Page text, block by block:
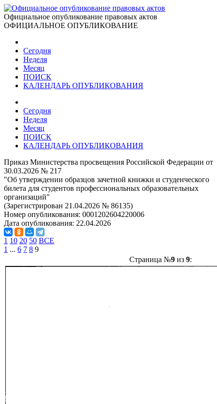
Официальное опубликование правовых актов
ОФИЦИАЛЬНОЕ ОПУБЛИКОВАНИЕ
Сегодня
Неделя
Месяц
ПОИСК
КАЛЕНДАРЬ ОПУБЛИКОВАНИЯ
Сегодня
Неделя
Месяц
ПОИСК
КАЛЕНДАРЬ ОПУБЛИКОВАНИЯ
Приказ Министерства просвещения Российской Федерации от
30.03.2026 № 217
"Об утверждении образцов зачетной книжки и студенческого
билета для студентов профессиональных образовательных
организаций"
(Зарегистрирован 21.04.2026 № 86135)
Номер опубликования: 0001202604220006
Дата опубликования: 22.04.2026
1 10 20 50 ВСЕ
1 ... 6 7 8 9
Страница №9из 9: